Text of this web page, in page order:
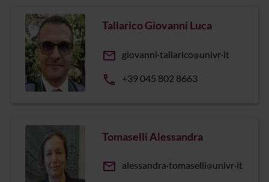
Tallarico Giovanni Luca
email giovanni tallarico univr it
phone +39 045 802 8663
Tomaselli Alessandra
email alessandra tomaselli univr it